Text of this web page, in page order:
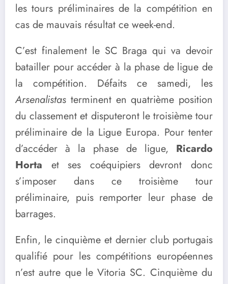
les tours préliminaires de la compétition en
cas de mauvais résultat ce week-end.
C’est finalement le SC Braga qui va devoir
batailler pour accéder à la phase de ligue de
la compétition. Défaits ce samedi, les
Arsenalistas terminent en quatrième position
du classement et disputeront le troisième tour
préliminaire de la Ligue Europa. Pour tenter
d’accéder à la phase de ligue, Ricardo
Horta et ses coéquipiers devront donc
s’imposer dans ce troisième tour
préliminaire, puis remporter leur phase de
barrages.
Enfin, le cinquième et dernier club portugais
qualifié pour les compétitions européennes
n’est autre que le Vitoria SC. Cinquième du